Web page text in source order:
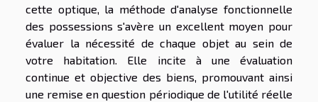
cette optique, la méthode d'analyse fonctionnelle
des possessions s'avère un excellent moyen pour
évaluer la nécessité de chaque objet au sein de
votre habitation. Elle incite à une évaluation
continue et objective des biens, promouvant ainsi
une remise en question périodique de l'utilité réelle